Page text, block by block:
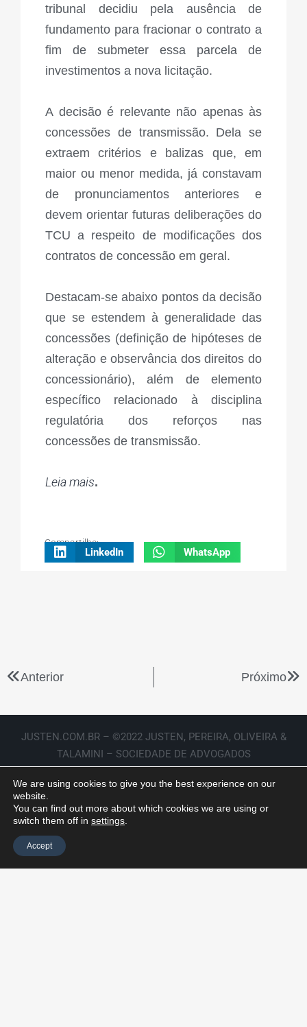
tribunal decidiu pela ausência de
fundamento para fracionar o contrato a
fim de submeter essa parcela de
investimentos a nova licitação.
A decisão é relevante não apenas às
concessões de transmissão. Dela se
extraem critérios e balizas que, em
maior ou menor medida, já constavam
de pronunciamentos anteriores e
devem orientar futuras deliberações do
TCU a respeito de modificações dos
contratos de concessão em geral.
Destacam-se abaixo pontos da decisão
que se estendem à generalidade das
concessões (definição de hipóteses de
alteração e observância dos direitos do
concessionário), além de elemento
específico relacionado à disciplina
regulatória dos reforços nas
concessões de transmissão.
Leia mais.
Compartilhe:
LinkedIn WhatsApp
Anterior Próximo
JUSTEN.COM.BR – ©2022 JUSTEN, PEREIRA, OLIVEIRA &
TALAMINI – SOCIEDADE DE ADVOGADOS
We are using cookies to give you the best experience on our
website.
You can find out more about which cookies we are using or
switch them off in settings
Accept